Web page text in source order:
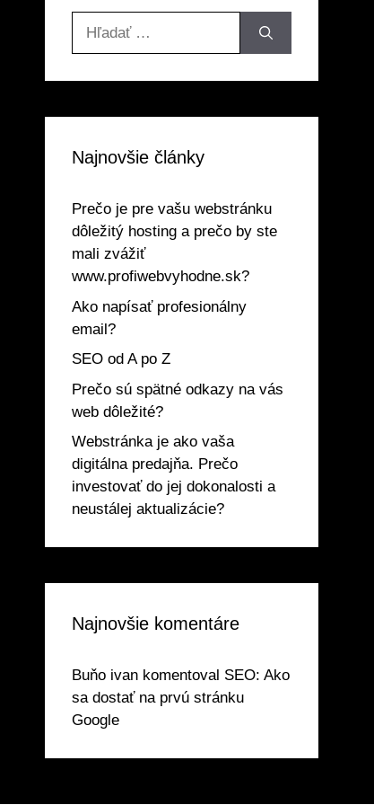
Najnovšie články
Prečo je pre vašu webstránku
dôležitý hosting a prečo by ste
mali zvážiť
www.profiwebvyhodne.sk?
Ako napísať profesionálny
email?
SEO od A po Z
Prečo sú spätné odkazy na vás
web dôležité?
Webstránka je ako vaša
digitálna predajňa. Prečo
investovať do jej dokonalosti a
neustálej aktualizácie?
Najnovšie komentáre
Buňo ivan komentoval SEO: Ako
sa dostať na prvú stránku
Google